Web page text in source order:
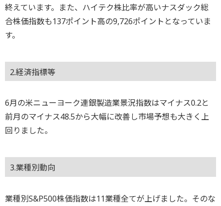
終えています。また、ハイテク株比率が高いナスダック総
合株価指数も137ポイント高の9,726ポイントとなっていま
す。
2.経済指標等
6月の米ニューヨーク連銀製造業景況指数はマイナス0.2と
前月のマイナス48.5から大幅に改善し市場予想も大きく上
回りました。
3.業種別動向
業種別S&P500株価指数は11業種全てが上げました。そのな